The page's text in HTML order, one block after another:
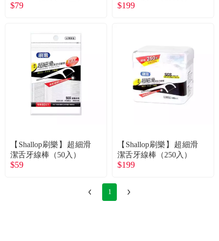
$79 $199
【Shallop刷樂】超細滑
潔舌牙線棒（50入）
$59
【Shallop刷樂】超細滑
潔舌牙線棒（250入）
$199
1